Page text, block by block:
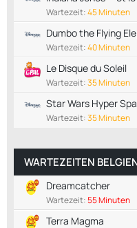
Wartezeit:45 Minuten
Dumbo the Flying
Wartezeit:40 Minuten
Le Disque du Soleil
Wartezeit:35 Minuten
Star Wars Hyper
Wartezeit:35 Minuten
WARTEZEITEN
Dreamcatcher
Wartezeit:55 Minuten
Terra Magma